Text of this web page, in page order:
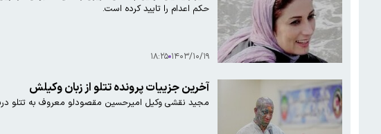
حکم اعدام را تایید کرده است.
۱۴۰۳/۱۰/۱۹ ۱۸:۲۵
آخرین جزییات پرونده تتلو از زبان وکیلش
مجید نقشی وکیل امیرحسین مقصودلو معروف به تتلو